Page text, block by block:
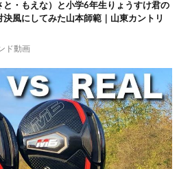
と・もえな）と小学6年生りょうすけ君の
風にしてみた山本師範｜山東カントリ
ド動画